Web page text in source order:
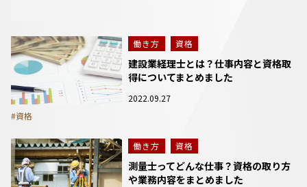
働き方 資格
建設業経理士とは？仕事内容と資格取
得についてまとめました
2022.09.27
#資格
働き方 資格
測量士ってどんな仕事？資格の取り方
や業務内容をまとめました